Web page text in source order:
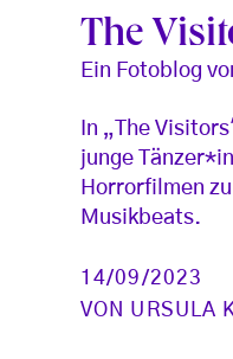
The
Ein Fotoblog
In „The
junge
Horrorfilmen
Musikbeats.
14/09/2023
VON URSULA